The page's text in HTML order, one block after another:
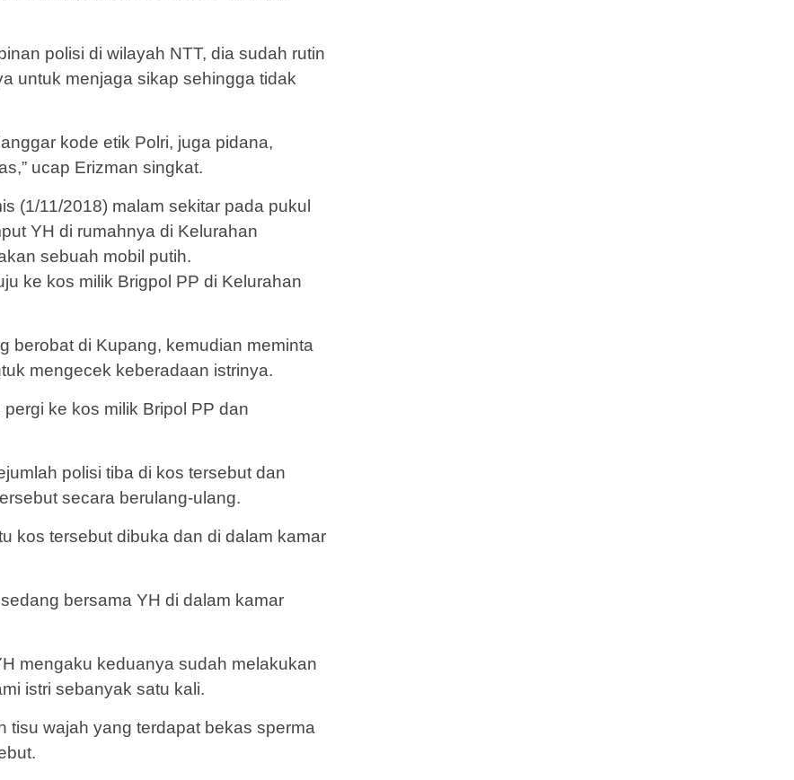
polisi di wilayah NTT, dia sudah rutin
untuk menjaga sikap sehingga tidak
kode etik Polri, juga pidana,
ucap Erizman singkat.
(1/11/2018) malam sekitar pada pukul
YH di rumahnya di Kelurahan
sebuah mobil putih.
ke kos milik Brigpol PP di Kelurahan
berobat di Kupang, kemudian meminta
mengecek keberadaan istrinya.
ke kos milik Bripol PP dan
polisi tiba di kos tersebut dan
secara berulang-ulang.
kos tersebut dibuka dan di dalam kamar
bersama YH di dalam kamar
mengaku keduanya sudah melakukan
istri sebanyak satu kali.
tisu wajah yang terdapat bekas sperma